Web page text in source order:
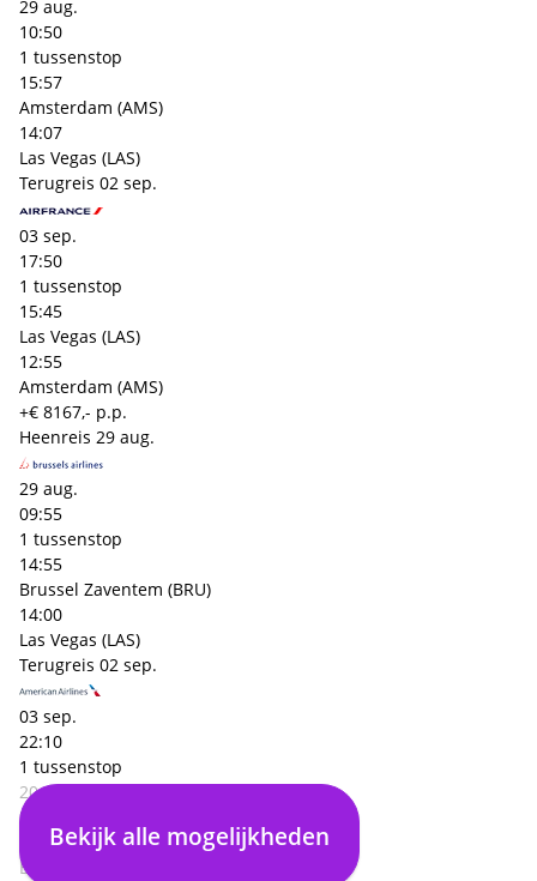
29 aug.
10:50
1 tussenstop
15:57
Amsterdam (AMS)
14:07
Las Vegas (LAS)
Terugreis 02 sep.
03 sep.
17:50
1 tussenstop
15:45
Las Vegas (LAS)
12:55
Amsterdam (AMS)
+€ 8167,- p.p.
Heenreis 29 aug.
29 aug.
09:55
1 tussenstop
14:55
Brussel Zaventem (BRU)
14:00
Las Vegas (LAS)
Terugreis 02 sep.
03 sep.
22:10
1 tussenstop
20:00
Las Vegas (LAS)
12:50
Brussel Zaventem (BRU)
Bekijk alle mogelijkheden